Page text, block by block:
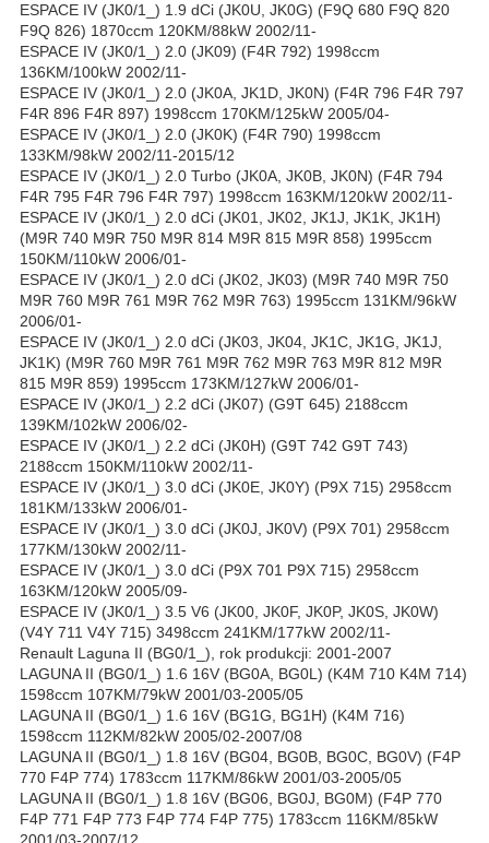
ESPACE IV (JK0/1_) 1.9 dCi (JK0U, JK0G) (F9Q 680 F9Q 820
F9Q 826) 1870ccm 120KM/88kW 2002/11-
ESPACE IV (JK0/1_) 2.0 (JK09) (F4R 792) 1998ccm
136KM/100kW 2002/11-
ESPACE IV (JK0/1_) 2.0 (JK0A, JK1D, JK0N) (F4R 796 F4R 797
F4R 896 F4R 897) 1998ccm 170KM/125kW 2005/04-
ESPACE IV (JK0/1_) 2.0 (JK0K) (F4R 790) 1998ccm
133KM/98kW 2002/11-2015/12
ESPACE IV (JK0/1_) 2.0 Turbo (JK0A, JK0B, JK0N) (F4R 794
F4R 795 F4R 796 F4R 797) 1998ccm 163KM/120kW 2002/11-
ESPACE IV (JK0/1_) 2.0 dCi (JK01, JK02, JK1J, JK1K, JK1H)
(M9R 740 M9R 750 M9R 814 M9R 815 M9R 858) 1995ccm
150KM/110kW 2006/01-
ESPACE IV (JK0/1_) 2.0 dCi (JK02, JK03) (M9R 740 M9R 750
M9R 760 M9R 761 M9R 762 M9R 763) 1995ccm 131KM/96kW
2006/01-
ESPACE IV (JK0/1_) 2.0 dCi (JK03, JK04, JK1C, JK1G, JK1J,
JK1K) (M9R 760 M9R 761 M9R 762 M9R 763 M9R 812 M9R
815 M9R 859) 1995ccm 173KM/127kW 2006/01-
ESPACE IV (JK0/1_) 2.2 dCi (JK07) (G9T 645) 2188ccm
139KM/102kW 2006/02-
ESPACE IV (JK0/1_) 2.2 dCi (JK0H) (G9T 742 G9T 743)
2188ccm 150KM/110kW 2002/11-
ESPACE IV (JK0/1_) 3.0 dCi (JK0E, JK0Y) (P9X 715) 2958ccm
181KM/133kW 2006/01-
ESPACE IV (JK0/1_) 3.0 dCi (JK0J, JK0V) (P9X 701) 2958ccm
177KM/130kW 2002/11-
ESPACE IV (JK0/1_) 3.0 dCi (P9X 701 P9X 715) 2958ccm
163KM/120kW 2005/09-
ESPACE IV (JK0/1_) 3.5 V6 (JK00, JK0F, JK0P, JK0S, JK0W)
(V4Y 711 V4Y 715) 3498ccm 241KM/177kW 2002/11-
Renault Laguna II (BG0/1_), rok produkcji: 2001-2007
LAGUNA II (BG0/1_) 1.6 16V (BG0A, BG0L) (K4M 710 K4M 714)
1598ccm 107KM/79kW 2001/03-2005/05
LAGUNA II (BG0/1_) 1.6 16V (BG1G, BG1H) (K4M 716)
1598ccm 112KM/82kW 2005/02-2007/08
LAGUNA II (BG0/1_) 1.8 16V (BG04, BG0B, BG0C, BG0V) (F4P
770 F4P 774) 1783ccm 117KM/86kW 2001/03-2005/05
LAGUNA II (BG0/1_) 1.8 16V (BG06, BG0J, BG0M) (F4P 770
F4P 771 F4P 773 F4P 774 F4P 775) 1783ccm 116KM/85kW